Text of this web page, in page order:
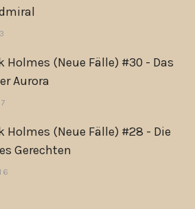
Holmes (Neue Fälle) #30 - Das
Aurora
Holmes (Neue Fälle) #28 - Die
Gerechten